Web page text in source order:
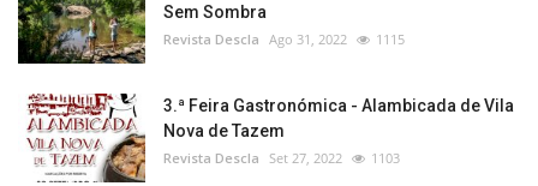
Sem Sombra
Revista Descla Ago 31, 2022 1115
3.ª Feira Gastronómica - Alambicada de Vila
Nova de Tazem
Revista Descla Set 27, 2022 1103